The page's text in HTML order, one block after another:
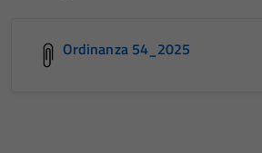
Ordinanza 54_2025